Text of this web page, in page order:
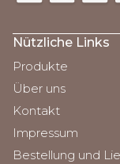
Nützliche Links
Produkte
Über uns
Kontakt
Impressum
Bestellung und